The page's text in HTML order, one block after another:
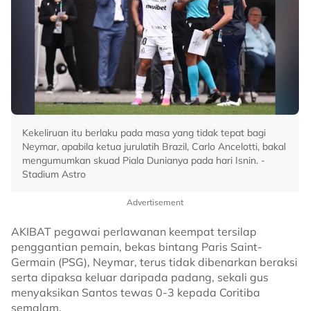
Kekeliruan itu berlaku pada masa yang tidak tepat bagi
Neymar, apabila ketua jurulatih Brazil, Carlo Ancelotti, bakal
mengumumkan skuad Piala Dunianya pada hari Isnin. -
Stadium Astro
Advertisement
AKIBAT pegawai perlawanan keempat tersilap
penggantian pemain, bekas bintang Paris Saint-
Germain (PSG), Neymar, terus tidak dibenarkan beraksi
serta dipaksa keluar daripada padang, sekali gus
menyaksikan Santos tewas 0-3 kepada Coritiba
semalam.